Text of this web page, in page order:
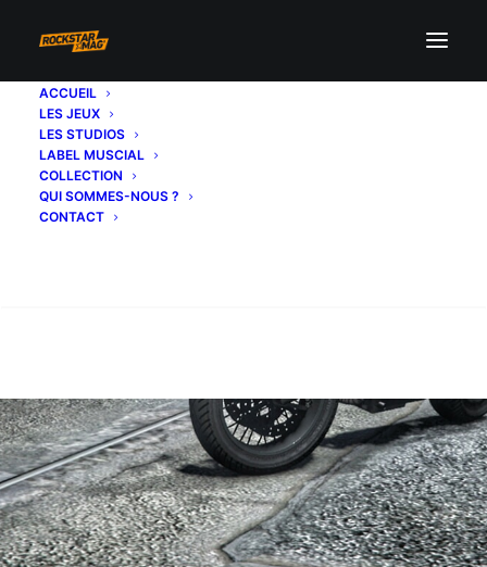
ACCUEIL
LES JEUX
LES STUDIOS
LABEL MUSCIAL
COLLECTION
QUI SOMMES-NOUS ?
CONTACT